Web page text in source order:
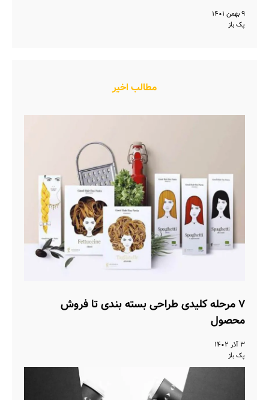
۹ بهمن ۱۴۰۱
پک باز
مطالب اخیر
۷ مرحله کلیدی طراحی بسته بندی تا فروش
محصول
۳ آذر ۱۴۰۲
پک باز